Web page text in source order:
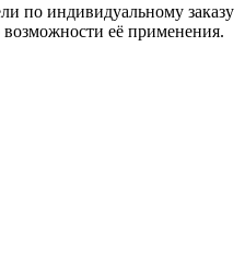
по индивидуальному заказу
её применения.